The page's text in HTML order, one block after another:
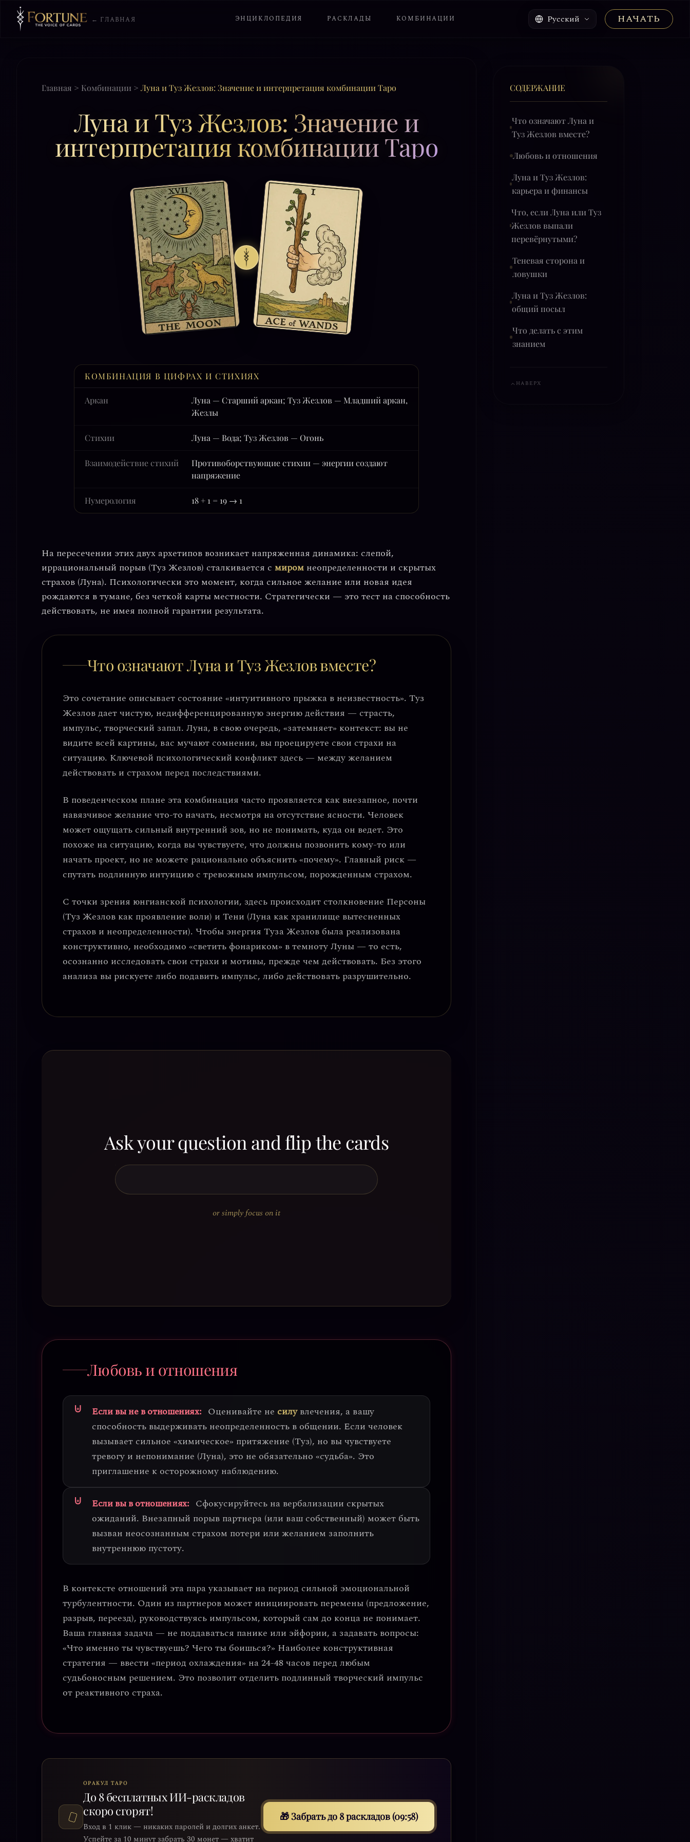
← ГЛАВНАЯ ЭНЦИКЛОПЕДИЯ РАСКЛАДЫ КОМБИНАЦИИ Русский НАЧАТЬ
Главная > Комбинации > Луна и Туз Жезлов: Значение и интерпретация комбинации Таро
Луна и Туз Жезлов: Значение и
интерпретация комбинации Таро
КОМБИНАЦИЯ В ЦИФРАХ И СТИХИЯХ
Аркан
Луна — Старший аркан; Туз Жезлов — Младший аркан,
Жезлы
Стихии Луна — Вода; Туз Жезлов — Огонь
Взаимодействие стихий
Противоборствующие стихии — энергии создают
напряжение
Нумерология 18 + 1 = 19 → 1
На пересечении этих двух архетипов возникает напряженная динамика: слепой,
иррациональный порыв (Туз Жезлов) сталкивается с миром неопределенности и скрытых
страхов (Луна). Психологически это момент, когда сильное желание или новая идея
рождаются в тумане, без четкой карты местности. Стратегически — это тест на способность
действовать, не имея полной гарантии результата.
Что означают Луна и Туз Жезлов вместе?
Это сочетание описывает состояние «интуитивного прыжка в неизвестность». Туз
Жезлов дает чистую, недифференцированную энергию действия — страсть,
импульс, творческий запал. Луна, в свою очередь, «затемняет» контекст: вы не
видите всей картины, вас мучают сомнения, вы проецируете свои страхи на
ситуацию. Ключевой психологический конфликт здесь — между желанием
действовать и страхом перед последствиями.
В поведенческом плане эта комбинация часто проявляется как внезапное, почти
навязчивое желание что-то начать, несмотря на отсутствие ясности. Человек
может ощущать сильный внутренний зов, но не понимать, куда он ведет. Это
похоже на ситуацию, когда вы чувствуете, что должны позвонить кому-то или
начать проект, но не можете рационально объяснить «почему». Главный риск —
спутать подлинную интуицию с тревожным импульсом, порожденным страхом.
С точки зрения юнгианской психологии, здесь происходит столкновение Персоны
(Туз Жезлов как проявление воли) и Тени (Луна как хранилище вытесненных
страхов и неопределенности). Чтобы энергия Туза Жезлов была реализована
конструктивно, необходимо «светить фонариком» в темноту Луны — то есть,
осознанно исследовать свои страхи и мотивы, прежде чем действовать. Без этого
анализа вы рискуете либо подавить импульс, либо действовать разрушительно.
Ask your question and flip the cards
or simply focus on it
Любовь и отношения
Если вы не в отношениях: Оценивайте не силувлечения, а вашу
способность выдерживать неопределенность в общении. Если человек
вызывает сильное «химическое» притяжение (Туз), но вы чувствуете
тревогу и непонимание (Луна), это не обязательно «судьба». Это
приглашение к осторожному наблюдению.
Если вы в отношениях: Сфокусируйтесь на вербализации скрытых
ожиданий. Внезапный порыв партнера (или ваш собственный) может быть
вызван неосознанным страхом потери или желанием заполнить
внутреннюю пустоту.
В контексте отношений эта пара указывает на период сильной эмоциональной
турбулентности. Один из партнеров может инициировать перемены (предложение,
разрыв, переезд), руководствуясь импульсом, который сам до конца не понимает.
Ваша главная задача — не поддаваться панике или эйфории, а задавать вопросы:
«Что именно ты чувствуешь? Чего ты боишься?» Наиболее конструктивная
стратегия — ввести «период охлаждения» на 24-48 часов перед любым
судьбоносным решением. Это позволит отделить подлинный творческий импульс
от реактивного страха.
ОРАКУЛ ТАРО
До 8 бесплатных ИИ-раскладов
скоро сгорят!
Вход в 1 клик — никаких паролей и долгих анкет.
Успейте за 10 минут забрать 30 монет — хватит
🎁 Забрать до 8 раскладов (09:56)
СОДЕРЖАНИЕ
Что означают Луна и
Туз Жезлов вместе?
Любовь и отношения
Луна и Туз Жезлов:
карьера и финансы
Что, если Луна или Туз
Жезлов выпали
перевёрнутыми?
Теневая сторона и
ловушки
Луна и Туз Жезлов:
общий посыл
Что делать с этим
знанием
НАВЕРХ